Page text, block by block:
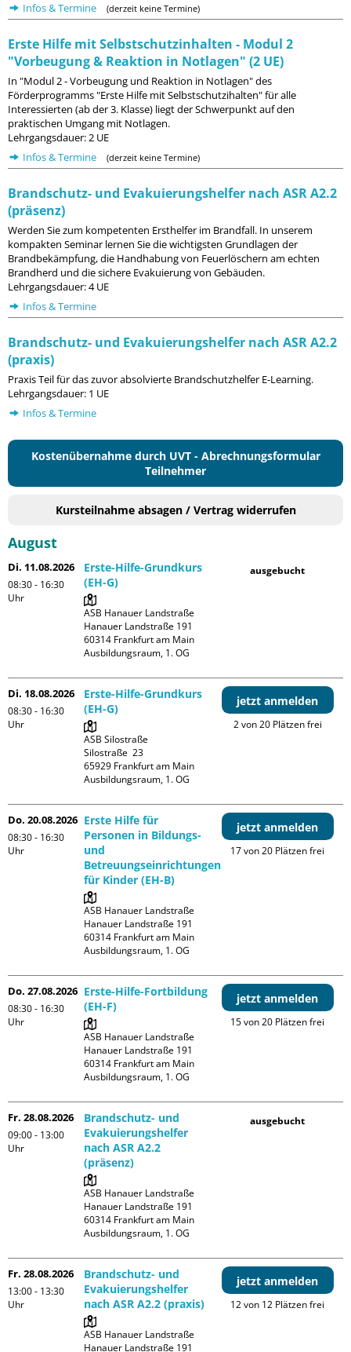
Infos & Termine
(derzeit keine Termine)
Erste Hilfe mit Selbstschutzinhalten - Modul 2
"Vorbeugung & Reaktion in Notlagen" (2 UE)
In "Modul 2 - Vorbeugung und Reaktion in Notlagen" des
Förderprogramms "Erste Hilfe mit Selbstschutzihalten" für alle
Interessierten (ab der 3. Klasse) liegt der Schwerpunkt auf den
praktischen Umgang mit Notlagen.
Lehrgangsdauer: 2 UE
Infos & Termine
(derzeit keine Termine)
Brandschutz- und Evakuierungshelfer nach ASR A2.2
(präsenz)
Werden Sie zum kompetenten Ersthelfer im Brandfall. In unserem
kompakten Seminar lernen Sie die wichtigsten Grundlagen der
Brandbekämpfung, die Handhabung von Feuerlöschern am echten
Brandherd und die sichere Evakuierung von Gebäuden.
Lehrgangsdauer: 4 UE
Infos & Termine
Brandschutz- und Evakuierungshelfer nach ASR A2.2
(praxis)
Praxis Teil für das zuvor absolvierte Brandschutzhelfer E-Learning.
Lehrgangsdauer: 1 UE
Infos & Termine
Kostenübernahme durch UVT - Abrechnungsformular
Teilnehmer
Kursteilnahme absagen / Vertrag widerrufen
August
Di. 11.08.2026
08:30 - 16:30
Uhr
Erste-Hilfe-Grundkurs
(EH-G)
ASB Hanauer Landstraße
Hanauer Landstraße 191
60314 Frankfurt am Main
Ausbildungsraum, 1. OG
ausgebucht
Di. 18.08.2026
08:30 - 16:30
Uhr
Erste-Hilfe-Grundkurs
(EH-G)
ASB Silostraße
Silostraße  23
65929 Frankfurt am Main
Ausbildungsraum, 1. OG
jetzt anmelden
2 von 20 Plätzen frei
Do. 20.08.2026
08:30 - 16:30
Uhr
Erste Hilfe für
Personen in Bildungs-
und
Betreuungseinrichtungen
für Kinder (EH-B)
ASB Hanauer Landstraße
Hanauer Landstraße 191
60314 Frankfurt am Main
Ausbildungsraum, 1. OG
jetzt anmelden
17 von 20 Plätzen frei
Do. 27.08.2026
08:30 - 16:30
Uhr
Erste-Hilfe-Fortbildung
(EH-F)
ASB Hanauer Landstraße
Hanauer Landstraße 191
60314 Frankfurt am Main
Ausbildungsraum, 1. OG
jetzt anmelden
15 von 20 Plätzen frei
Fr. 28.08.2026
09:00 - 13:00
Uhr
Brandschutz- und
Evakuierungshelfer
nach ASR A2.2
(präsenz)
ASB Hanauer Landstraße
Hanauer Landstraße 191
60314 Frankfurt am Main
Ausbildungsraum, 1. OG
ausgebucht
Fr. 28.08.2026
13:00 - 13:30
Uhr
Brandschutz- und
Evakuierungshelfer
nach ASR A2.2 (praxis)
ASB Hanauer Landstraße
Hanauer Landstraße 191
jetzt anmelden
12 von 12 Plätzen frei